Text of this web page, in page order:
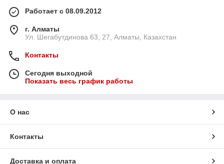
Работает с 08.09.2012
г. Алматы
Ул. Шегабутдинова 63, 27, Алматы, Казахстан
Контакты
Сегодня выходной
Показать весь график работы
О нас
Контакты
Доставка и оплата